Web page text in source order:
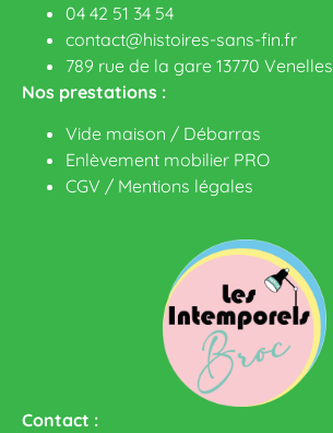
04 42 51 34 54
contact@histoires-sans-fin.fr
789 rue de la gare 13770 Venelles
Nos prestations :
Vide maison / Débarras
Enlèvement mobilier PRO
CGV / Mentions légales
Contact :